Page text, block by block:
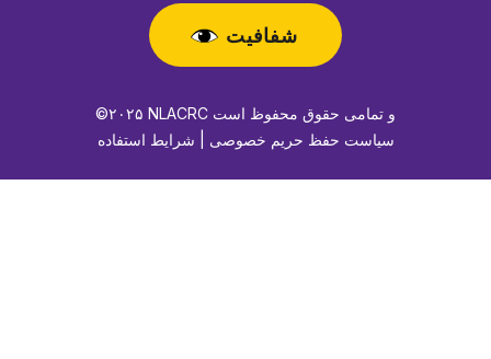
شفافیت
©۲۰۲۵ NLACRC و تمامی حقوق محفوظ است
سیاست حفظ حریم خصوصی | شرایط استفاده